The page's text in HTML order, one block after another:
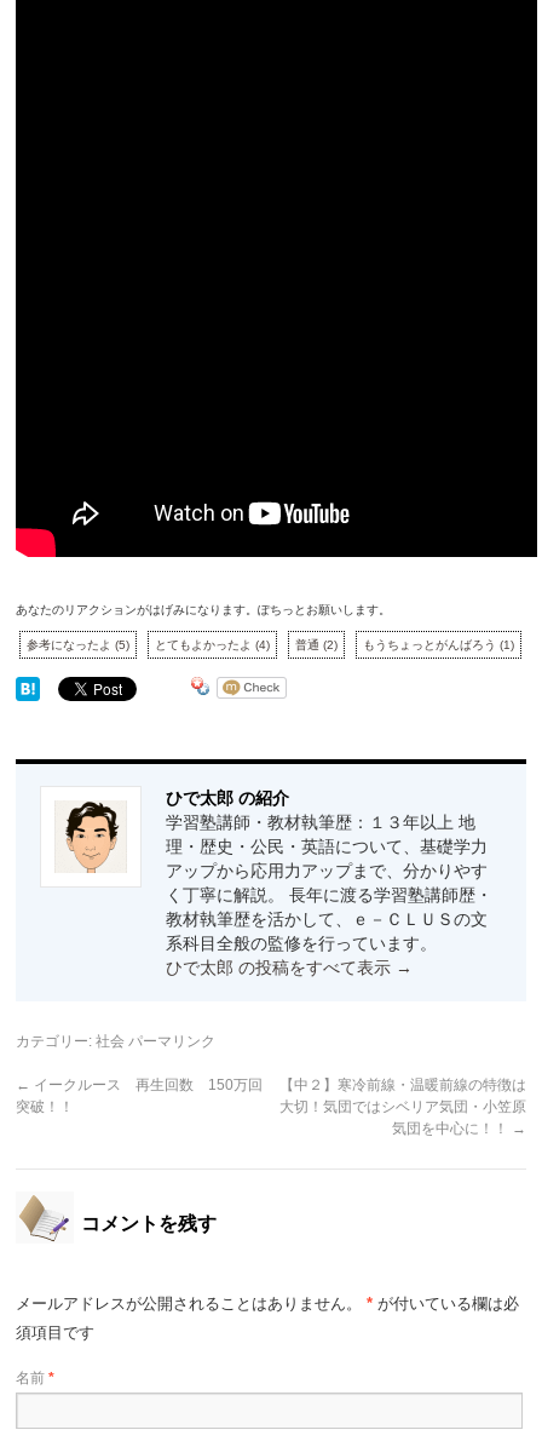
あなたのリアクションがはげみになります。ぽちっとお願いします。
参考になったよ(5) とてもよかったよ(4) 普通(2) もうちょっとがんばろう(1)
ひで太郎 の紹介
学習塾講師・教材執筆歴：１３年以上 地
理・歴史・公民・英語について、基礎学力
アップから応用力アップまで、分かりやす
く丁寧に解説。 長年に渡る学習塾講師歴・
教材執筆歴を活かして、ｅ－ＣＬＵＳの文
系科目全般の監修を行っています。
ひで太郎 の投稿をすべて表示 →
カテゴリー:社会 パーマリンク
← イークルース 再生回数 150万回
突破！！
【中２】寒冷前線・温暖前線の特徴は
大切！気団ではシベリア気団・小笠原
気団を中心に！！
→
コメントを残す
メールアドレスが公開されることはありません。 * が付いている欄は必
須項目です
名前*